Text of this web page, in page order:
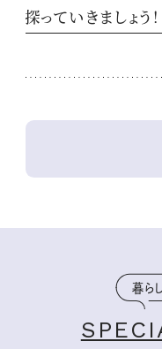
探っていきましょう！
暮ら